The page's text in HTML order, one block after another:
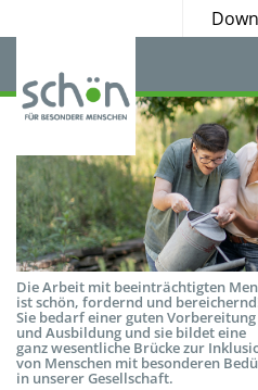
Die Arbeit mit beeinträchtigten
ist schön, fordernd und
Sie bedarf einer guten Vorbereitung
und Ausbildung und sie bildet eine
ganz wesentliche Brücke zur
von Menschen mit besonderen
in unserer Gesellschaft.